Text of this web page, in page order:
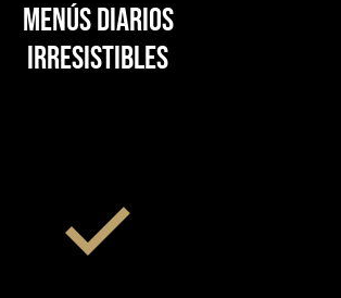
Menús diarios
irresistibles